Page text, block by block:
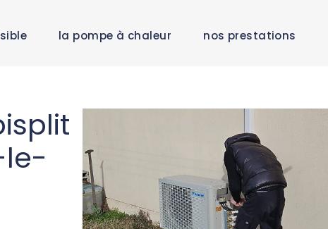
la pompe à chaleur nos prestations
le-